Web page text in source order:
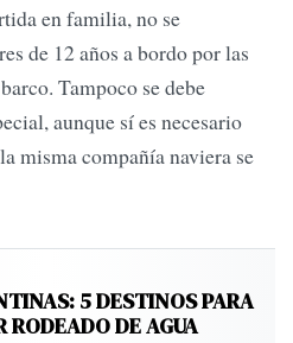
en familia, no se
de 12 años a bordo por las
Tampoco se debe
aunque sí es necesario
misma compañía naviera se
5 DESTINOS PARA
RODEADO DE AGUA